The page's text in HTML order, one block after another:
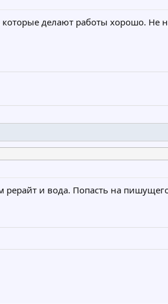
делают работы хорошо. Не
и вода. Попасть на